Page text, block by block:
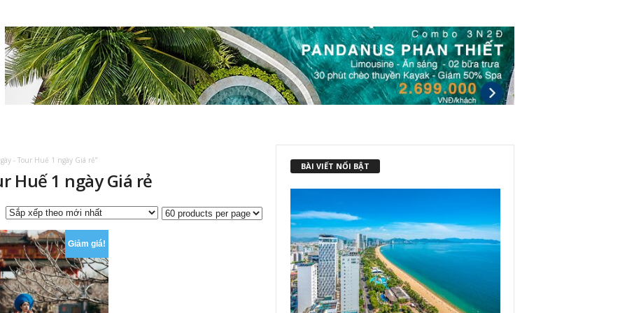
- Tour Huế 1 ngày Giá rẻ”
Huế 1 ngày Giá rẻ
Giảm giá!
BÀI VIẾT NỔI BẬT